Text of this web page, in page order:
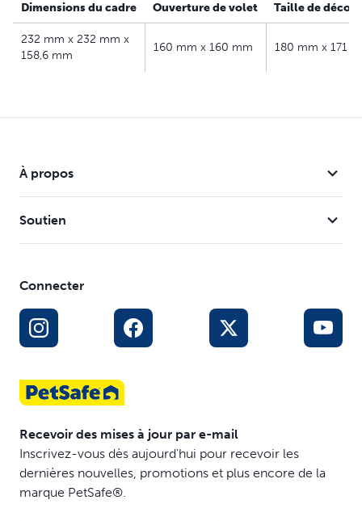
Dimensions du cadre Ouverture de volet Taille de
232 mm x 232 mm x
158,6 mm
160 mm x 160 mm 180 mm x 171
À propos
Soutien
Connecter
Recevoir des mises à jour par e-mail
Inscrivez-vous dès aujourd'hui pour recevoir les
dernières nouvelles, promotions et plus encore de la
marque PetSafe®.